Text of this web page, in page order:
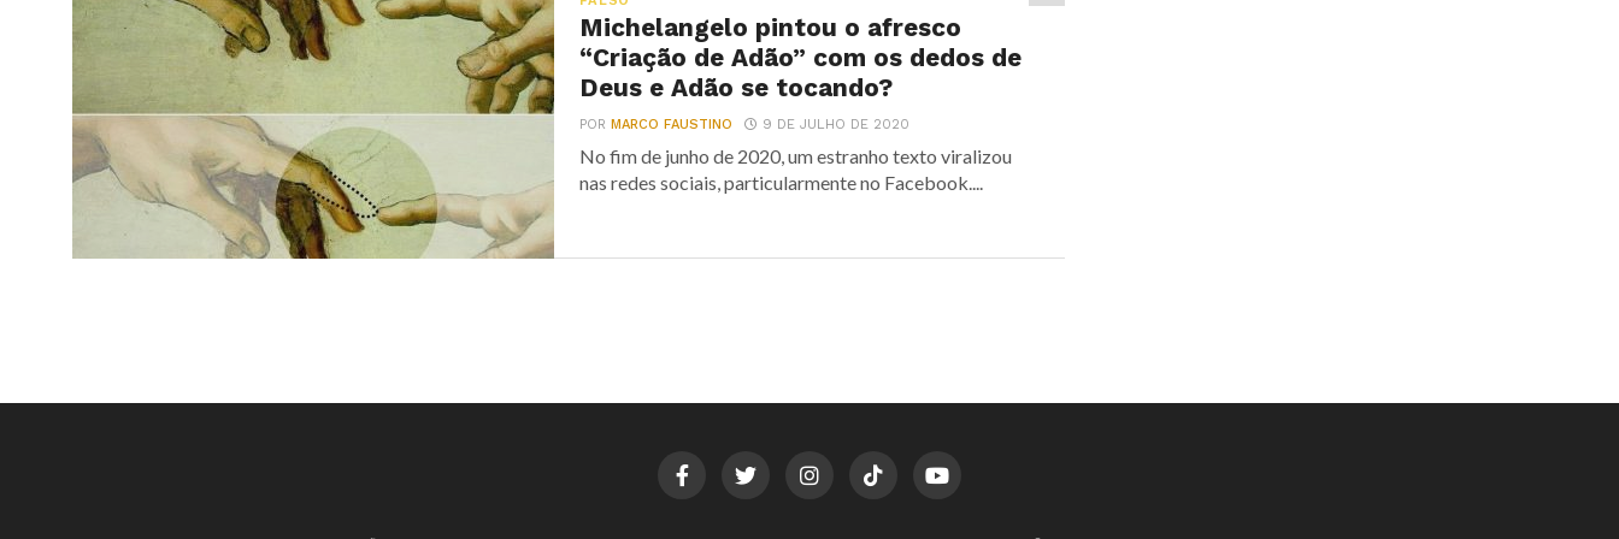
Michelangelo pintou o afresco
“Criação de Adão” com os dedos de
Deus e Adão se tocando?
PORMARCO FAUSTINO 9 DE JULHO DE 2020
No fim de junho de 2020, um estranho texto viralizou
nas redes sociais, particularmente no Facebook....